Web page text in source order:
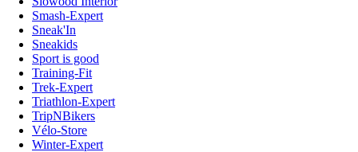
Smash-Expert
Sneak'In
Sneakids
Sport is good
Training-Fit
Trek-Expert
Triathlon-Expert
TripNBikers
Vélo-Store
Winter-Expert